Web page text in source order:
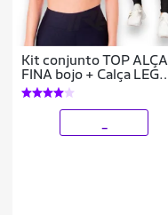
Kit conjunto TOP ALÇA
FINA bojo + Calça LEG
LEGGING REDINHA
Feminino Academia
Corrida 625